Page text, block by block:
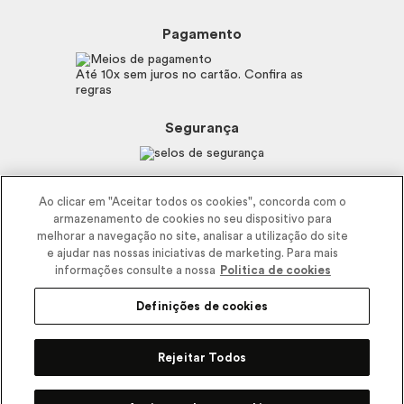
Código de defesa do consumidor
Trabalhe com a gente
Recomendações Covid19
Fale Conosco
E-mail
Pagamento
Até 10x sem juros no cartão. Confira as
regras
Segurança
CEP 11900-000 | CNPJ/MF 11.137.051/0406-41 IE 574.066.180.111
Ao clicar em "Aceitar todos os cookies", concorda com o
armazenamento de cookies no seu dispositivo para
melhorar a navegação no site, analisar a utilização do site
e ajudar nas nossas iniciativas de marketing. Para mais
informações consulte a nossa
Politica de cookies
Definições de cookies
Rejeitar Todos